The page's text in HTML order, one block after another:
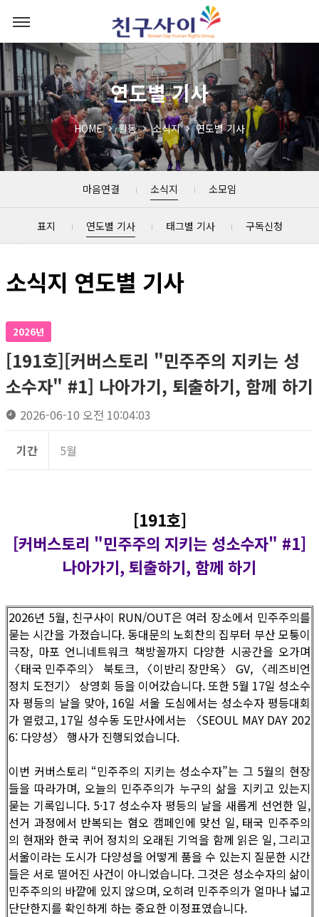
연도별 기사
HOME 활동 소식지 연도별 기사
마음연결 소식지 소모임
표지 연도별 기사 태그별 기사 구독신청
소식지 연도별 기사
2026년
[191호][커버스토리 "민주주의 지키는 성
소수자" #1] 나아가기, 퇴출하기, 함께 하기
2026-06-10 오전 10:04:03
기간 5월
[191호]
[커버스토리 "민주주의 지키는 성소수자" #1]
나아가기, 퇴출하기, 함께 하기
2026년 5월, 친구사이 RUN/OUT은 여러 장소에서 민주주의를
묻는 시간을 가졌습니다. 동대문의 노회찬의 집부터 부산 모퉁이
극장, 마포 언니네트워크 책방꼴까지 다양한 시공간을 오가며
〈태국 민주주의〉 북토크, 〈이반리 장만옥〉 GV, 〈레즈비언
정치 도전기〉 상영회 등을 이어갔습니다. 또한 5월 17일 성소수
자 평등의 날을 맞아, 16일 서울 도심에서는 성소수자 평등대회
가 열렸고, 17일 성수동 도만사에서는 〈SEOUL MAY DAY 202
6: 다양성〉 행사가 진행되었습니다.
이번 커버스토리 “민주주의 지키는 성소수자”는 그 5월의 현장
들을 따라가며, 오늘의 민주주의가 누구의 삶을 지키고 있는지
묻는 기록입니다. 5·17 성소수자 평등의 날을 새롭게 선언한 일,
선거 과정에서 반복되는 혐오 캠페인에 맞선 일, 태국 민주주의
의 현재와 한국 퀴어 정치의 오래된 기억을 함께 읽은 일, 그리고
서울이라는 도시가 다양성을 어떻게 품을 수 있는지 질문한 시간
들은 서로 떨어진 사건이 아니었습니다. 그것은 성소수자의 삶이
민주주의의 바깥에 있지 않으며, 오히려 민주주의가 얼마나 넓고
단단한지를 확인하게 하는 중요한 이정표였습니다.